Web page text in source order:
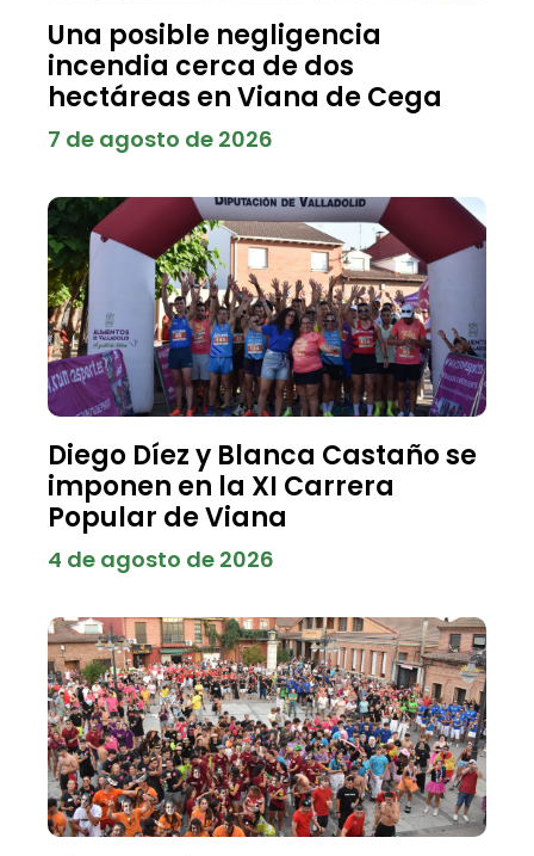
Una posible negligencia
incendia cerca de dos
hectáreas en Viana de Cega
7 de agosto de 2026
Diego Díez y Blanca Castaño se
imponen en la XI Carrera
Popular de Viana
4 de agosto de 2026